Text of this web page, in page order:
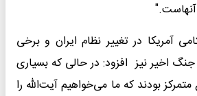
آمریکا در تغییر نظام ایران و برخی
جنگ اخیر نیز افزود: در حالی که بسیاری
بودند که ما می‌خواهیم آیت‌الله را